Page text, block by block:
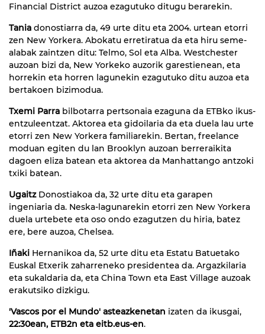
Financial District auzoa ezagutuko ditugu berarekin.
Tania donostiarra da, 49 urte ditu eta 2004. urtean etorri
zen New Yorkera. Abokatu erretiratua da eta hiru seme-
alabak zaintzen ditu: Telmo, Sol eta Alba. Westchester
auzoan bizi da, New Yorkeko auzorik garestienean, eta
horrekin eta horren lagunekin ezagutuko ditu auzoa eta
bertakoen bizimodua.
Txemi Parra bilbotarra pertsonaia ezaguna da ETBko ikus-
entzuleentzat. Aktorea eta gidoilaria da eta duela lau urte
etorri zen New Yorkera familiarekin. Bertan, freelance
moduan egiten du lan Brooklyn auzoan berreraikita
dagoen eliza batean eta aktorea da Manhattango antzoki
txiki batean.
UgaitzDonostiakoa da, 32 urte ditu eta garapen
ingeniaria da. Neska-lagunarekin etorri zen New Yorkera
duela urtebete eta oso ondo ezagutzen du hiria, batez
ere, bere auzoa, Chelsea.
Iñaki Hernanikoa da, 52 urte ditu eta Estatu Batuetako
Euskal Etxerik zaharreneko presidentea da. Argazkilaria
eta sukaldaria da, eta China Town eta East Village auzoak
erakutsiko dizkigu.
'Vascos por el Mundo' asteazkenetan izaten da ikusgai,
22:30ean, ETB2n eta eitb.eus-en.